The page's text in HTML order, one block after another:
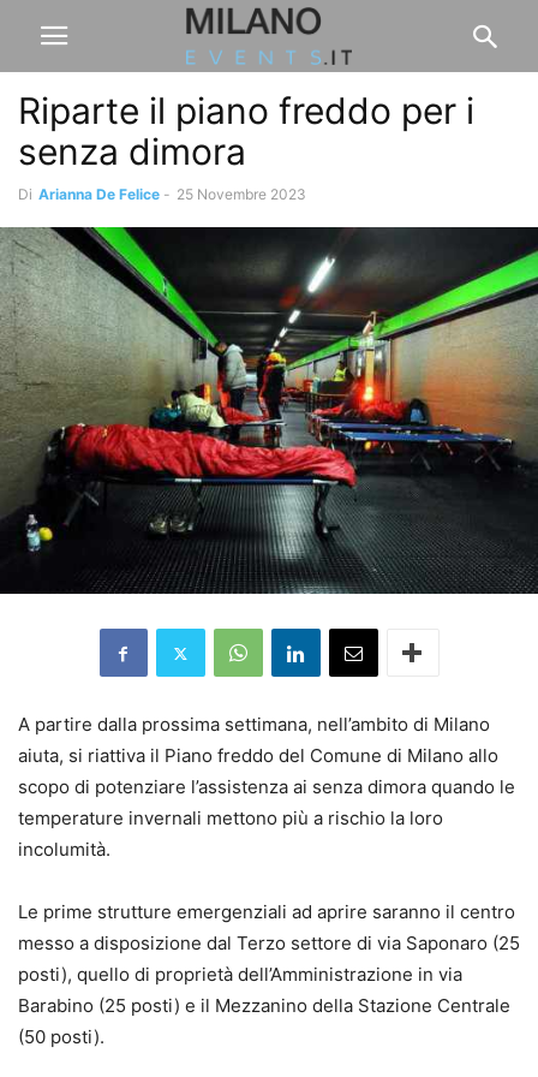
Riparte il piano freddo per i
senza dimora
Di Arianna De Felice - 25 Novembre 2023
A partire dalla prossima settimana, nell’ambito di Milano
aiuta, si riattiva il Piano freddo del Comune di Milano allo
scopo di potenziare l’assistenza ai senza dimora quando le
temperature invernali mettono più a rischio la loro
incolumità.
Le prime strutture emergenziali ad aprire saranno il centro
messo a disposizione dal Terzo settore di via Saponaro (25
posti), quello di proprietà dell’Amministrazione in via
Barabino (25 posti) e il Mezzanino della Stazione Centrale
(50 posti).